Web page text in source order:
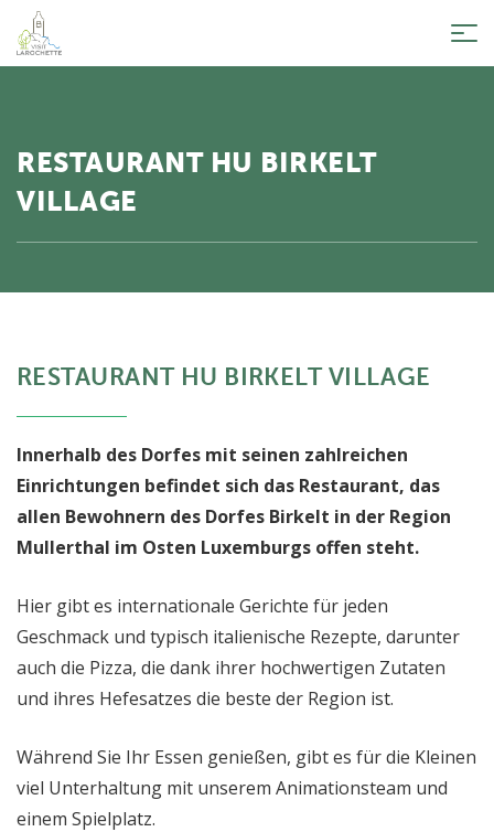
RESTAURANT HU BIRKELT
VILLAGE
RESTAURANT HU BIRKELT VILLAGE
Innerhalb des Dorfes mit seinen zahlreichen
Einrichtungen befindet sich das Restaurant, das
allen Bewohnern des Dorfes Birkelt in der Region
Mullerthal im Osten Luxemburgs offen steht.
Hier gibt es internationale Gerichte für jeden
Geschmack und typisch italienische Rezepte, darunter
auch die Pizza, die dank ihrer hochwertigen Zutaten
und ihres Hefesatzes die beste der Region ist.
Während Sie Ihr Essen genießen, gibt es für die Kleinen
viel Unterhaltung mit unserem Animationsteam und
einem Spielplatz.